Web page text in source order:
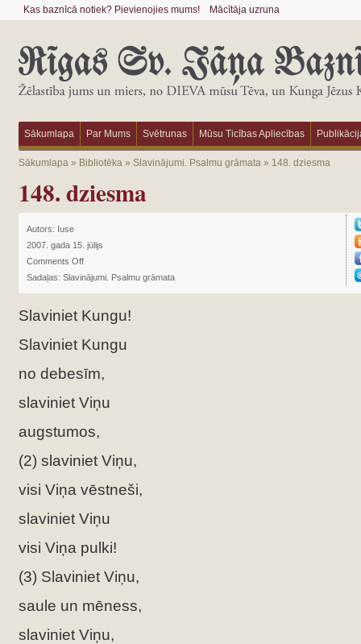
Kas baznīcā notiek? Pievienojies mums! Mācītāja uzruna
Sākumlapa Par Mums Svētrunas Mūsu Ticības Apliecības
Sākumlapa» Bibliotēka» Slavinājumi. Psalmu grāmata» 148. dziesma
148. dziesma
Autors: Iuse
2007. gada 15. jūlijs
Comments Off
Sadaļas: Slavinājumi. Psalmu grāmata
Slaviniet Kungu!
Slaviniet Kungu
no debesīm,
slaviniet Viņu
augstumos,
(2) slaviniet Viņu,
visi Viņa vēstneši,
slaviniet Viņu
visi Viņa pulki!
(3) Slaviniet Viņu,
saule un mēness,
slaviniet Viņu,